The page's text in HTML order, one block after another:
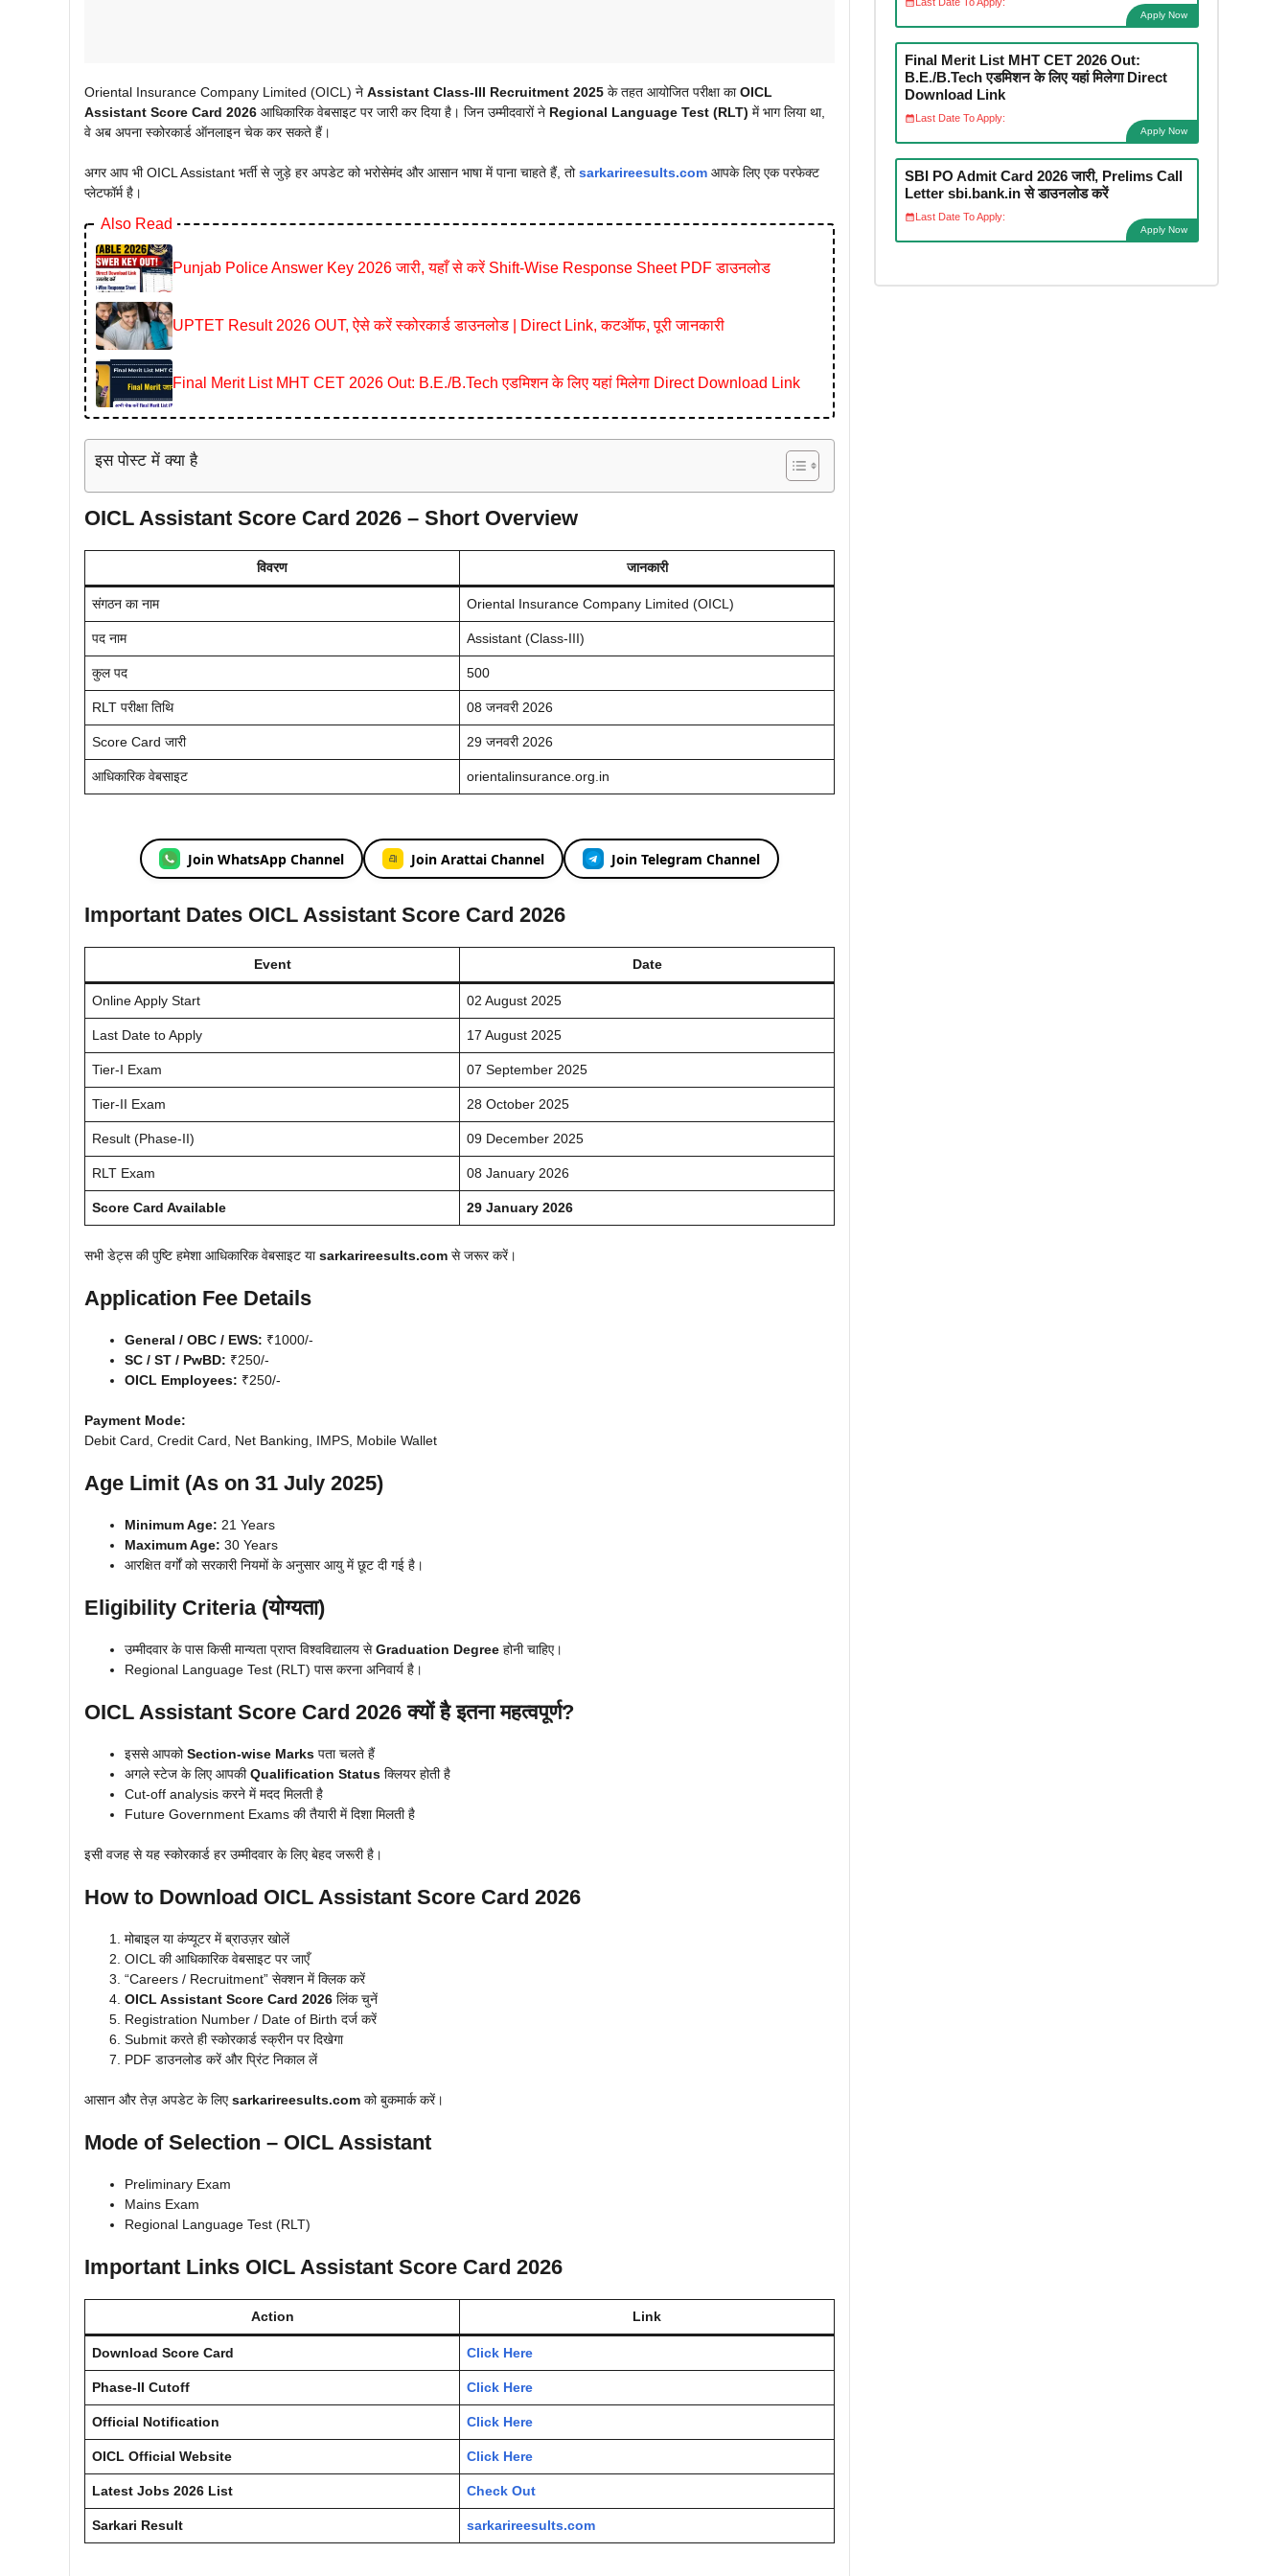
Oriental Insurance Company Limited (OICL) ने Assistant Class-III Recruitment 2025 के तहत आयोजित परीक्षा काOICL
Assistant Score Card 2026 आधिकारिक वेबसाइट पर जारी कर दिया है। जिन उम्मीदवारों ने Regional Language Test (RLT) में भाग लिया था,
वे अब अपना स्कोरकार्ड ऑनलाइन चेक कर सकते हैं।
अगर आप भी OICL Assistant भर्ती से जुड़े हर अपडेट को भरोसेमंद और आसान भाषा में पाना चाहते हैं, तोsarkarireesults.com आपके लिए एक परफेक्ट
प्लेटफॉर्म है।
Also Read
Punjab Police Answer Key 2026 जारी, यहाँ से करें Shift-Wise Response Sheet PDF डाउनलोड
UPTET Result 2026 OUT, ऐसे करें स्कोरकार्ड डाउनलोड | Direct Link, कटऑफ, पूरी जानकारी
Final Merit List MHT CET 2026 Out: B.E./B.Tech एडमिशन के लिए यहां मिलेगा Direct Download Link
इस पोस्ट में क्या है
OICL Assistant Score Card 2026 – Short Overview
विवरण जानकारी
संगठन का नाम Oriental Insurance Company Limited (OICL)
पद नाम Assistant (Class-III)
कुल पद 500
RLT परीक्षा तिथि 08 जनवरी 2026
Score Card जारी 29 जनवरी 2026
आधिकारिक वेबसाइट orientalinsurance.org.in
Join WhatsApp Channel Join Arattai Channel Join Telegram Channel
Important Dates OICL Assistant Score Card 2026
Event Date
Online Apply Start 02 August 2025
Last Date to Apply 17 August 2025
Tier-I Exam 07 September 2025
Tier-II Exam 28 October 2025
Result (Phase-II) 09 December 2025
RLT Exam 08 January 2026
Score Card Available 29 January 2026
सभी डेट्स की पुष्टि हमेशा आधिकारिक वेबसाइट याsarkarireesults.com से जरूर करें।
Application Fee Details
General / OBC / EWS: ₹1000/-
SC / ST / PwBD: ₹250/-
OICL Employees: ₹250/-
Payment Mode:
Debit Card, Credit Card, Net Banking, IMPS, Mobile Wallet
Age Limit (As on 31 July 2025)
Minimum Age: 21 Years
Maximum Age: 30 Years
आरक्षित वर्गों को सरकारी नियमों के अनुसार आयु में छूट दी गई है।
Eligibility Criteria (योग्यता)
उम्मीदवार के पास किसी मान्यता प्राप्त विश्वविद्यालय सेGraduation Degree होनी चाहिए।
Regional Language Test (RLT) पास करना अनिवार्य है।
OICL Assistant Score Card 2026 क्यों है इतना महत्वपूर्ण?
इससे आपकोSection-wise Marks पता चलते हैं
अगले स्टेज के लिए आपकीQualification Status क्लियर होती है
Cut-off analysis करने में मदद मिलती है
Future Government Exams की तैयारी में दिशा मिलती है
इसी वजह से यह स्कोरकार्ड हर उम्मीदवार के लिए बेहद जरूरी है।
How to Download OICL Assistant Score Card 2026
मोबाइल या कंप्यूटर में ब्राउज़र खोलें
OICL की आधिकारिक वेबसाइट पर जाएँ
“Careers / Recruitment” सेक्शन में क्लिक करें
OICL Assistant Score Card 2026 लिंक चुनें
Registration Number / Date of Birth दर्ज करें
Submit करते ही स्कोरकार्ड स्क्रीन पर दिखेगा
PDF डाउनलोड करें और प्रिंट निकाल लें
आसान और तेज़ अपडेट के लिएsarkarireesults.com को बुकमार्क करें।
Mode of Selection – OICL Assistant
Preliminary Exam
Mains Exam
Regional Language Test (RLT)
Important Links OICL Assistant Score Card 2026
Action Link
Download Score Card Click Here
Phase-II Cutoff Click Here
Official Notification Click Here
OICL Official Website Click Here
Latest Jobs 2026 List Check Out
Sarkari Result sarkarireesults.com
Apply Now
Final Merit List MHT CET 2026 Out:
B.E./B.Tech एडमिशन के लिए यहां मिलेगा Direct
Download Link
Last Date To Apply:
Apply Now
SBI PO Admit Card 2026 जारी, Prelims Call
Letter sbi.bank.in से डाउनलोड करें
Last Date To Apply:
Apply Now